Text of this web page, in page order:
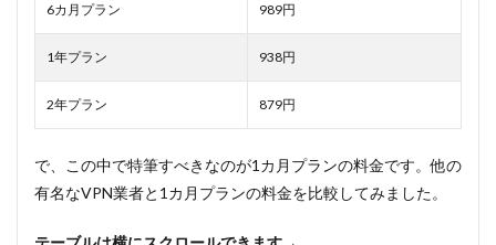
6カ月プラン 989円
1年プラン 938円
2年プラン 879円
で、この中で特筆すべきなのが1カ月プランの料金です。他の
有名なVPN業者と1カ月プランの料金を比較してみました。